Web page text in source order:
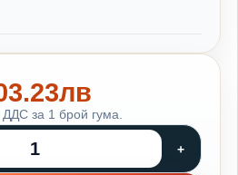
за 1 брой гума.